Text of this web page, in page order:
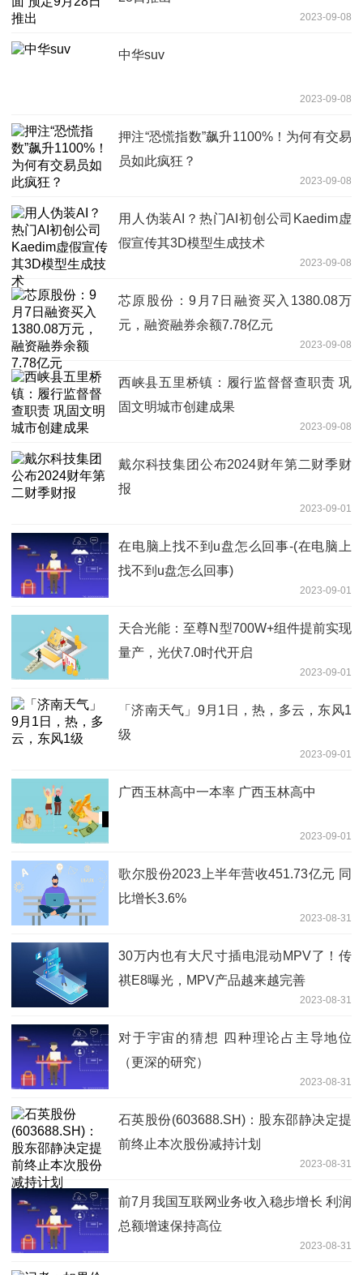
2023-09-08
中华suv
2023-09-08
押注“恐慌指数”飙升1100%！为何有交易
员如此疯狂？
2023-09-08
用人伪装AI？热门AI初创公司Kaedim虚
假宣传其3D模型生成技术
2023-09-08
芯原股份：9月7日融资买入1380.08万
元，融资融券余额7.78亿元
2023-09-08
西峡县五里桥镇：履行监督督查职责 巩
固文明城市创建成果
2023-09-08
戴尔科技集团公布2024财年第二财季财
报
2023-09-01
在电脑上找不到u盘怎么回事-(在电脑上
找不到u盘怎么回事)
2023-09-01
天合光能：至尊N型700W+组件提前实现
量产，光伏7.0时代开启
2023-09-01
「济南天气」9月1日，热，多云，东风1
级
2023-09-01
广西玉林高中一本率 广西玉林高中
2023-09-01
歌尔股份2023上半年营收451.73亿元 同
比增长3.6%
2023-08-31
30万内也有大尺寸插电混动MPV了！传
祺E8曝光，MPV产品越来越完善
2023-08-31
对于宇宙的猜想 四种理论占主导地位
（更深的研究）
2023-08-31
石英股份(603688.SH)：股东邵静决定提
前终止本次股份减持计划
2023-08-31
前7月我国互联网业务收入稳步增长 利润
总额增速保持高位
2023-08-31